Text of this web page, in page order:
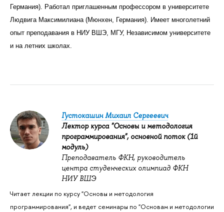
Германия). Работал приглашенным профессором в университете
Людвига Максимилиана (Мюнхен, Германия). Имеет многолетний
опыт преподавания в НИУ ВШЭ, МГУ, Независимом университете
и на летних школах.
Густокашин Михаил Сергеевич
Лектор курса "Основы и методология
программирования", основной поток (1й
модуль)
Преподаватель ФКН, руководитель
центра студенческих олимпиад ФКН
НИУ ВШЭ
Читает лекции по курсу "Основы и методология
программирования", и ведет семинары по "Основам и методологии